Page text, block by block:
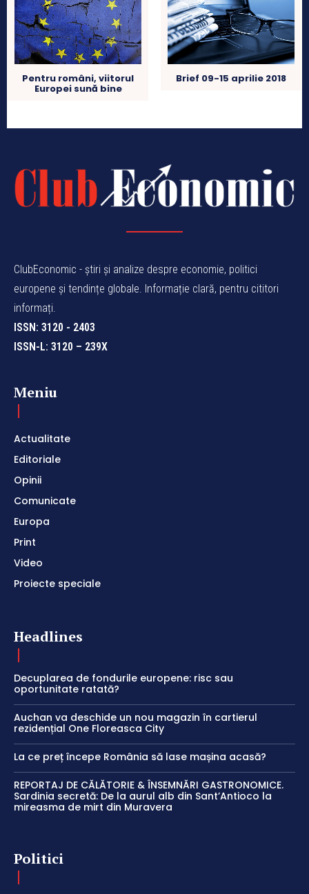
Pentru români, viitorul
Europei sună bine
Brief 09-15 aprilie 2018
ClubEconomic - știri și analize despre economie, politici
europene și tendințe globale. Informație clară, pentru cititori
informați.
ISSN: 3120 - 2403
ISSN-L: 3120 – 239X
Meniu
Actualitate
Editoriale
Opinii
Comunicate
Europa
Print
Video
Proiecte speciale
Headlines
Decuplarea de fondurile europene: risc sau
oportunitate ratată?
Auchan va deschide un nou magazin în cartierul
rezidențial One Floreasca City
La ce preț începe România să lase mașina acasă?
REPORTAJ DE CĂLĂTORIE & ÎNSEMNĂRI GASTRONOMICE.
Sardinia secretă: De la aurul alb din Sant’Antioco la
mireasma de mirt din Muravera
Politici